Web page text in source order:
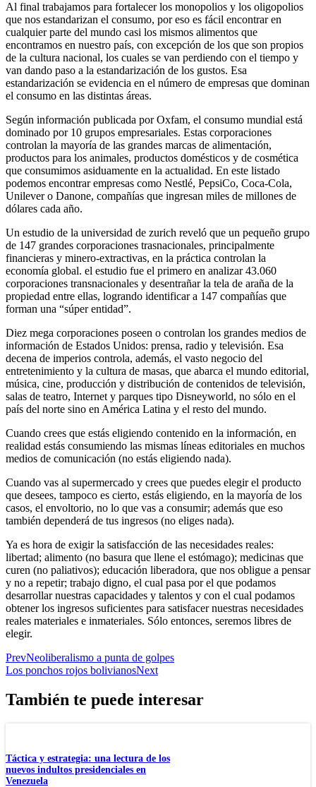
Al final trabajamos para fortalecer los monopolios y los oligopolios
que nos estandarizan el consumo, por eso es fácil encontrar en
cualquier parte del mundo casi los mismos alimentos que
encontramos en nuestro país, con excepción de los que son propios
de la cultura nacional, los cuales se van perdiendo con el tiempo y
van dando paso a la estandarización de los gustos. Esa
estandarización se evidencia en el número de empresas que dominan
el consumo en las distintas áreas.
Según información publicada por Oxfam, el consumo mundial está
dominado por 10 grupos empresariales. Estas corporaciones
controlan la mayoría de las grandes marcas de alimentación,
productos para los animales, productos domésticos y de cosmética
que consumimos asiduamente en la actualidad. En este listado
podemos encontrar empresas como Nestlé, PepsiCo, Coca-Cola,
Unilever o Danone, compañías que ingresan miles de millones de
dólares cada año.
Un estudio de la universidad de zurich reveló que un pequeño grupo
de 147 grandes corporaciones trasnacionales, principalmente
financieras y minero-extractivas, en la práctica controlan la
economía global. el estudio fue el primero en analizar 43.060
corporaciones transnacionales y desentrañar la tela de araña de la
propiedad entre ellas, logrando identificar a 147 compañías que
forman una “súper entidad”.
Diez mega corporaciones poseen o controlan los grandes medios de
información de Estados Unidos: prensa, radio y televisión. Esa
decena de imperios controla, además, el vasto negocio del
entretenimiento y la cultura de masas, que abarca el mundo editorial,
música, cine, producción y distribución de contenidos de televisión,
salas de teatro, Internet y parques tipo Disneyworld, no sólo en el
país del norte sino en América Latina y el resto del mundo.
Cuando crees que estás eligiendo contenido en la información, en
realidad estás consumiendo las mismas líneas editoriales en muchos
medios de comunicación (no estás eligiendo nada).
Cuando vas al supermercado y crees que puedes elegir el producto
que desees, tampoco es cierto, estás eligiendo, en la mayoría de los
casos, el envoltorio, no lo que vas a consumir; además que eso
también dependerá de tus ingresos (no eliges nada).
Ya es hora de exigir la satisfacción de las necesidades reales:
libertad; alimento (no basura que llene el estómago); medicinas que
curen (no paliativos); educación liberadora, que nos obligue a pensar
y no a repetir; trabajo digno, el cual pasa por el que podamos
desarrollar nuestras capacidades y talentos y con el cual podamos
obtener los ingresos suficientes para satisfacer nuestras necesidades
reales materiales e inmateriales. Sólo entonces, seremos libres de
elegir.
PrevNeoliberalismo a punta de golpes
Los ponchos rojos bolivianosNext
También te puede interesar
Táctica y estrategia: una lectura de los
nuevos indultos presidenciales en
Venezuela